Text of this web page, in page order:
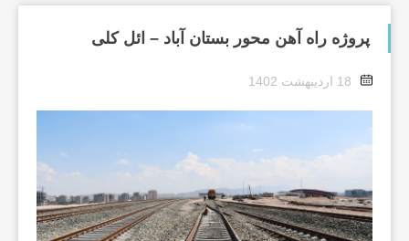
پروژه راه آهن محور بستان آباد – ائل کلی
18 اردیبهشت 1402